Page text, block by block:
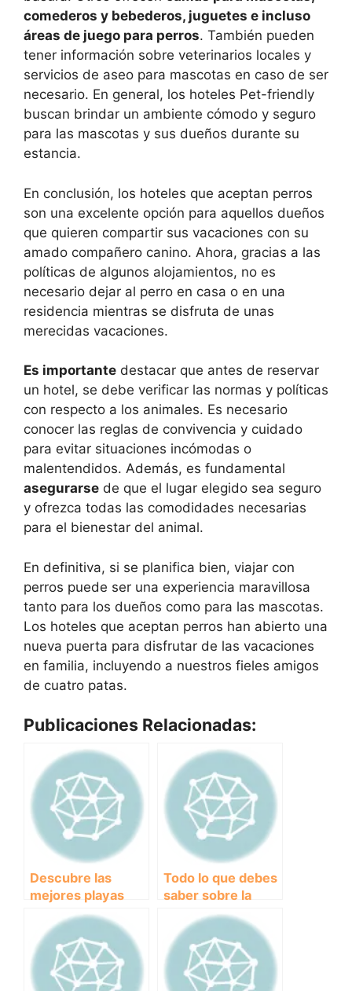
comederos y bebederos, juguetes e incluso
áreas de juego para perros. También pueden
tener información sobre veterinarios locales y
servicios de aseo para mascotas en caso de ser
necesario. En general, los hoteles Pet-friendly
buscan brindar un ambiente cómodo y seguro
para las mascotas y sus dueños durante su
estancia.
En conclusión, los hoteles que aceptan perros
son una excelente opción para aquellos dueños
que quieren compartir sus vacaciones con su
amado compañero canino. Ahora, gracias a las
políticas de algunos alojamientos, no es
necesario dejar al perro en casa o en una
residencia mientras se disfruta de unas
merecidas vacaciones.
Es importante destacar que antes de reservar
un hotel, se debe verificar las normas y políticas
con respecto a los animales. Es necesario
conocer las reglas de convivencia y cuidado
para evitar situaciones incómodas o
malentendidos. Además, es fundamental
asegurarse de que el lugar elegido sea seguro
y ofrezca todas las comodidades necesarias
para el bienestar del animal.
En definitiva, si se planifica bien, viajar con
perros puede ser una experiencia maravillosa
tanto para los dueños como para las mascotas.
Los hoteles que aceptan perros han abierto una
nueva puerta para disfrutar de las vacaciones
en familia, incluyendo a nuestros fieles amigos
de cuatro patas.
Publicaciones Relacionadas:
Descubre las
mejores playas
para llevar a tu
perro en Alicante
Todo lo que debes
saber sobre la
historia y
características del
Pitbull, una raza de
perro
incomprendida